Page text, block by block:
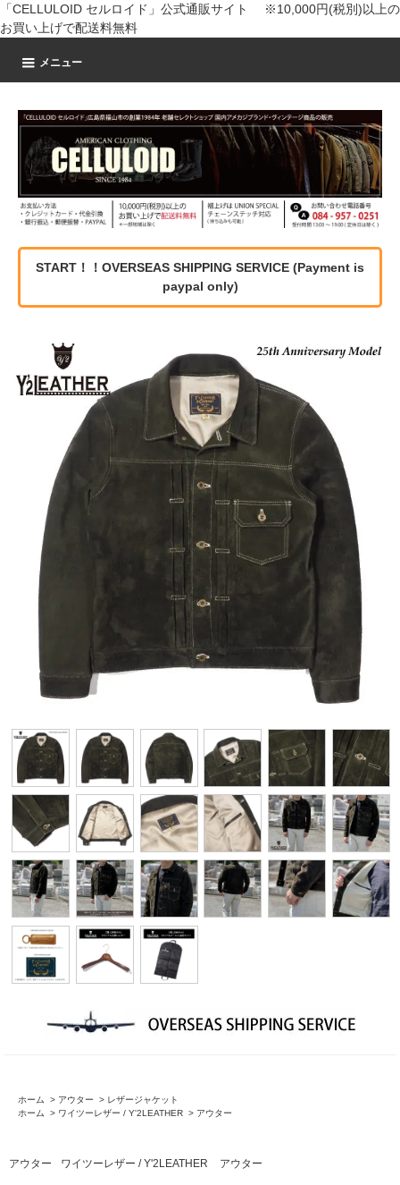
「CELLULOID セルロイド」公式通販サイト ※10,000円(税別)以上の
お買い上げで配送料無料
メニュー
START！！OVERSEAS SHIPPING SERVICE (Payment is
paypal only)
ホーム > アウター > レザージャケット
ホーム
> ワイツーレザー / Y'2LEATHER > アウター
アウター ワイツーレザー / Y'2LEATHER アウター